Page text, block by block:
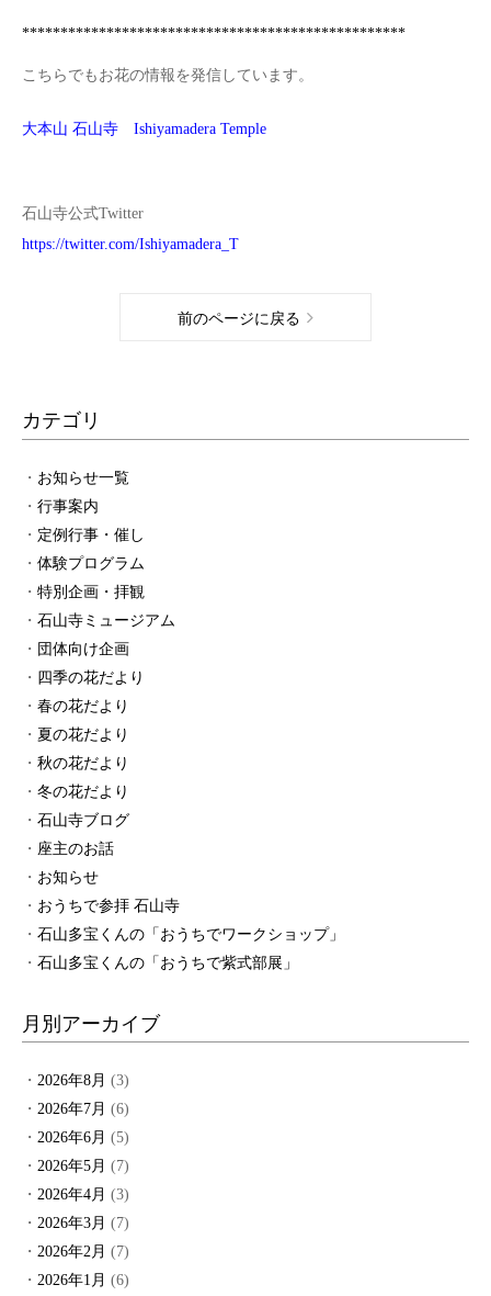
**************************************************
こちらでもお花の情報を発信しています。
大本山 石山寺 Ishiyamadera Temple
石山寺公式Twitter
https://twitter.com/Ishiyamadera_T
前のページに戻る
カテゴリ
お知らせ一覧
行事案内
定例行事・催し
体験プログラム
特別企画・拝観
石山寺ミュージアム
団体向け企画
四季の花だより
春の花だより
夏の花だより
秋の花だより
冬の花だより
石山寺ブログ
座主のお話
お知らせ
おうちで参拝 石山寺
石山多宝くんの「おうちでワークショップ」
石山多宝くんの「おうちで紫式部展」
月別アーカイブ
2026年8月 (3)
2026年7月 (6)
2026年6月 (5)
2026年5月 (7)
2026年4月 (3)
2026年3月 (7)
2026年2月 (7)
2026年1月 (6)